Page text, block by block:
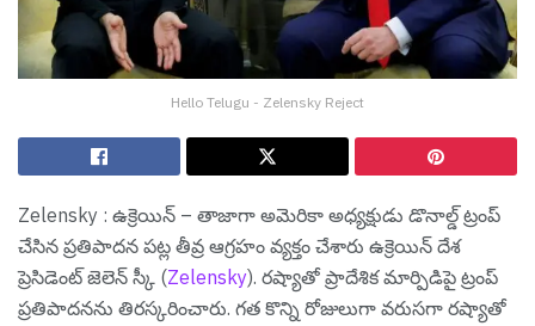
Hello Telugu - Zelensky Reject
Zelensky : ఉక్రెయిన్ – తాజాగా అమెరికా అధ్య‌క్షుడు డొనాల్డ్ ట్రంప్
చేసిన ప్ర‌తిపాద‌న ప‌ట్ల తీవ్ర ఆగ్ర‌హం వ్య‌క్తం చేశారు ఉక్రెయిన్ దేశ
ప్రెసిడెంట్ జెలెన్ స్కీ (Zelensky). రష్యాతో ప్రాదేశిక మార్పిడిపై ట్రంప్
ప్రతిపాదనను తిర‌స్క‌రించారు. గ‌త కొన్ని రోజులుగా వ‌రుస‌గా ర‌ష్యాతో